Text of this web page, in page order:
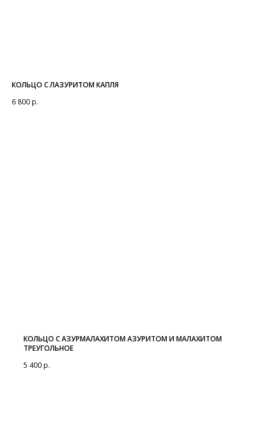
КОЛЬЦО С ЛАЗУРИТОМ КАПЛЯ
6 800р.
КОЛЬЦО С АЗУРМАЛАХИТОМ АЗУРИТОМ И МАЛАХИТОМ
ТРЕУГОЛЬНОЕ
5 400р.